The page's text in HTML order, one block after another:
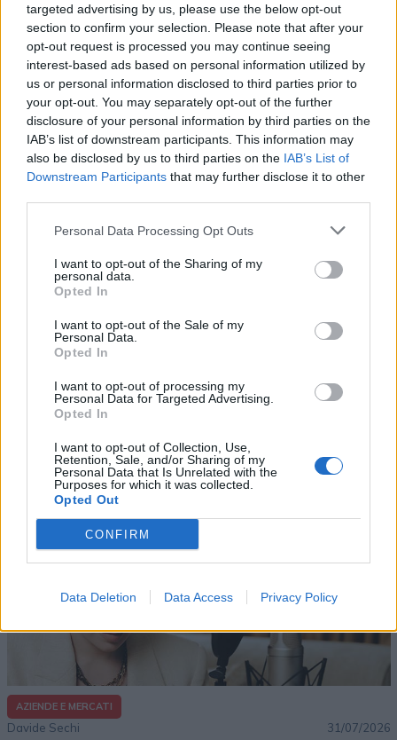
targeted advertising by us, please use the below opt-out
section to confirm your selection. Please note that after your
opt-out request is processed you may continue seeing
interest-based ads based on personal information utilized by
us or personal information disclosed to third parties prior to
your opt-out. You may separately opt-out of the further
disclosure of your personal information by third parties on the
IAB’s list of downstream participants. This information may
also be disclosed by us to third parties on the IAB’s List of
Downstream Participants that may further disclose it to other
Personal Data Processing Opt Outs
I want to opt-out of the Sharing of my
personal data.
Opted In
I want to opt-out of the Sale of my
Personal Data.
Opted In
I want to opt-out of processing my
Personal Data for Targeted Advertising.
Opted In
I want to opt-out of Collection, Use,
Retention, Sale, and/or Sharing of my
Personal Data that Is Unrelated with the
Purposes for which it was collected.
Opted Out
CONFIRM
Data Deletion Data Access Privacy Policy
10.000 negozi in 26 paesi del mondo con oltre 20.000
dipendenti e collaboratori, circa 2,3 miliardi di fatturato
nel 2023 e una leadership internazionale nel settore
retail delle cure dell’udito. Il podcast, in un’unica
puntata di circa 15 minuti, è disponibile su tutte le
piattaforme audio gratuite (Spotify ,Apple Podcasts,
YouTube Music,Amazon Music), oltre che su
Amplinet, la intranet globale di Amplifon, in lingua
italiana, con la voce di Carlo Notarpietro, e in lingua
inglese, con la voce diCaterina Sforza.
AZIENDE E MERCATI
Davide Sechi 31/07/2026